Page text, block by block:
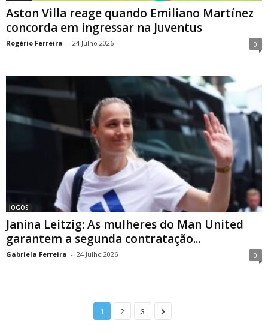
Aston Villa reage quando Emiliano Martínez
concorda em ingressar na Juventus
Rogério Ferreira - 24 Julho 2026 0
JOGOS
Janina Leitzig: As mulheres do Man United
garantem a segunda contratação...
Gabriela Ferreira - 24 Julho 2026 0
1 2 3